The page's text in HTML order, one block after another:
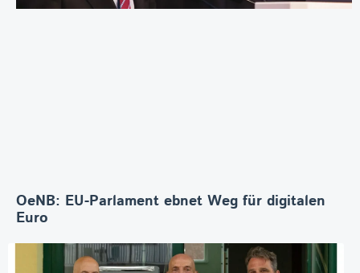
OeNB: EU-Parlament ebnet Weg für digitalen
Euro